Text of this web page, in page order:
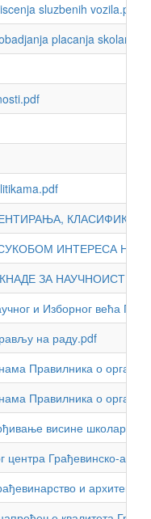
sluzbenih vozila.pdf
placanja
ИНТЕРЕСА НА
ЗА
и Изборног већа
на раду.pdf
Правилника о
Правилника о
висине школарине
Грађевинско-
и